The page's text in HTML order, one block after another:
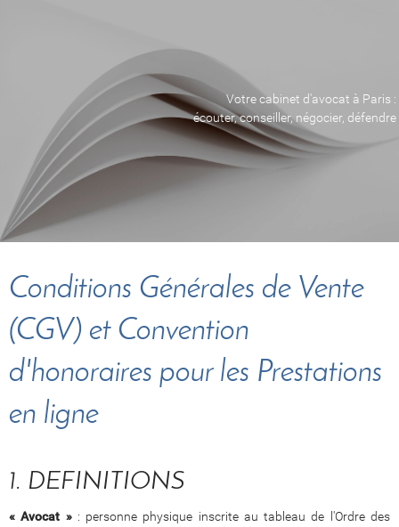
Votre cabinet d'avocat à Paris :
écouter, conseiller, négocier, défendre
Conditions Générales de Vente
(CGV) et Convention
d'honoraires pour les Prestations
en ligne
1. DEFINITIONS
« Avocat »: personne physique inscrite au tableau de l'Ordre des